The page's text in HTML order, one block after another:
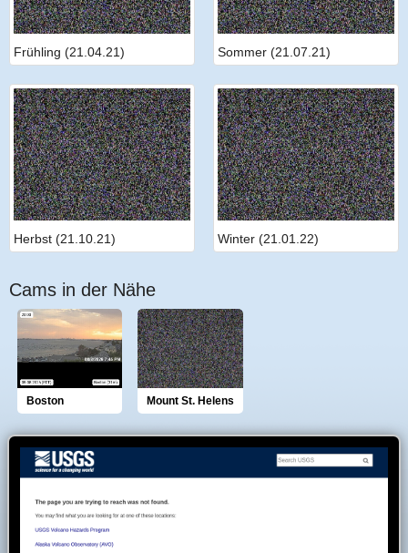
Frühling (21.04.21) Sommer (21.07.21)
Herbst (21.10.21) Winter (21.01.22)
Cams in der Nähe
Boston Mount St. Helens